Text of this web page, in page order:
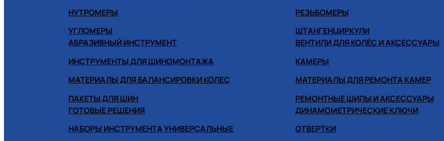
НУТРОМЕРЫ
РЕЗЬБОМЕРЫ
УГЛОМЕРЫ
ШТАНГЕНЦИРКУЛИ
АБРАЗИВНЫЙ ИНСТРУМЕНТ
ВЕНТИЛИ ДЛЯ КОЛЁС И АКСЕССУАРЫ
ИНСТРУМЕНТЫ ДЛЯ ШИНОМОНТАЖА
КАМЕРЫ
МАТЕРИАЛЫ ДЛЯ БАЛАНСИРОВКИ КОЛЕС
МАТЕРИАЛЫ ДЛЯ РЕМОНТА КАМЕР
ПАКЕТЫ ДЛЯ ШИН
РЕМОНТНЫЕ ШИПЫ И АКСЕССУАРЫ
ГОТОВЫЕ РЕШЕНИЯ
ДИНАМОМЕТРИЧЕСКИЕ КЛЮЧИ
НАБОРЫ ИНСТРУМЕНТА УНИВЕРСАЛЬНЫЕ
ОТВЕРТКИ